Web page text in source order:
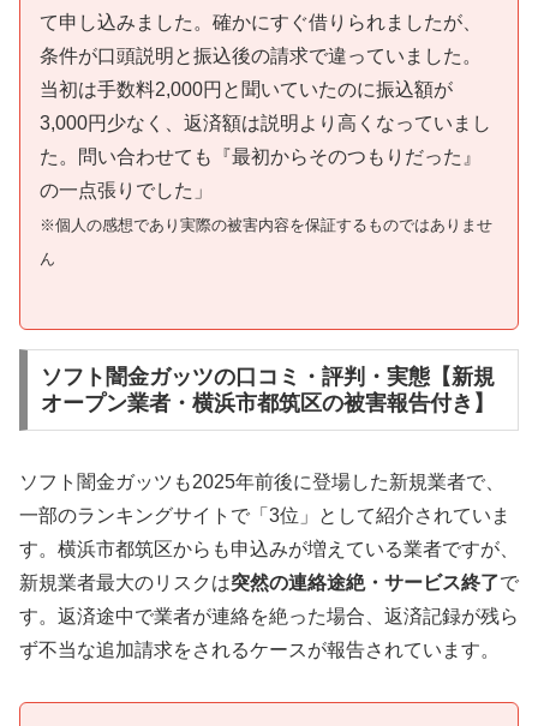
て申し込みました。確かにすぐ借りられましたが、
条件が口頭説明と振込後の請求で違っていました。
当初は手数料2,000円と聞いていたのに振込額が
3,000円少なく、返済額は説明より高くなっていまし
た。問い合わせても『最初からそのつもりだった』
の一点張りでした」
※個人の感想であり実際の被害内容を保証するものではありませ
ん
ソフト闇金ガッツの口コミ・評判・実態【新規
オープン業者・横浜市都筑区の被害報告付き】
ソフト闇金ガッツも2025年前後に登場した新規業者で、
一部のランキングサイトで「3位」として紹介されていま
す。横浜市都筑区からも申込みが増えている業者ですが、
新規業者最大のリスクは突然の連絡途絶・サービス終了で
す。返済途中で業者が連絡を絶った場合、返済記録が残ら
ず不当な追加請求をされるケースが報告されています。